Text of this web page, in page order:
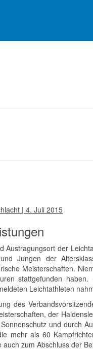
| 4. Juli 2015
Austragungsort der
Jungen der
Meisterschaften.
stattgefunden
Leichtathleten
des
der
und durch
mehr als 60
zum Abschluss der